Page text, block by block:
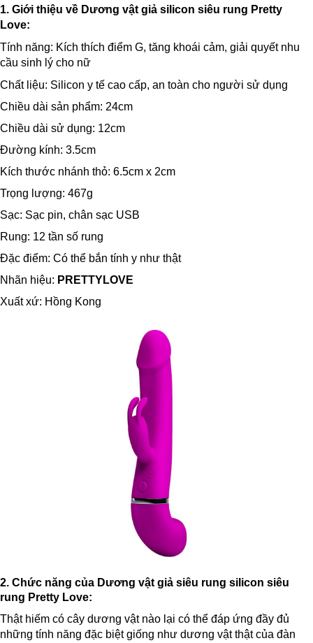
1. Giới thiệu về Dương vật giả silicon siêu rung Pretty
Love:
Tính năng: Kích thích điểm G, tăng khoái cảm, giải quyết nhu
cầu sinh lý cho nữ
Chất liệu: Silicon y tế cao cấp, an toàn cho người sử dụng
Chiều dài sản phẩm: 24cm
Chiều dài sử dụng: 12cm
Đường kính: 3.5cm
Kích thước nhánh thỏ: 6.5cm x 2cm
Trọng lượng: 467g
Sạc: Sạc pin, chân sạc USB
Rung: 12 tần số rung
Đặc điểm: Có thể bắn tính y như thật
Nhãn hiệu: PRETTYLOVE
Xuất xứ: Hồng Kong
2. Chức năng của Dương vật giả siêu rung silicon siêu
rung Pretty Love:
Thật hiếm có cây dương vật nào lại có thể đáp ứng đầy đủ
những tính năng đặc biệt giống như dương vật thật của đàn